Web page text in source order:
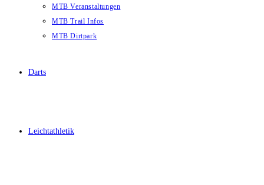
MTB Veranstaltungen
MTB Trail Infos
MTB Dirtpark
Darts
Leichtathletik